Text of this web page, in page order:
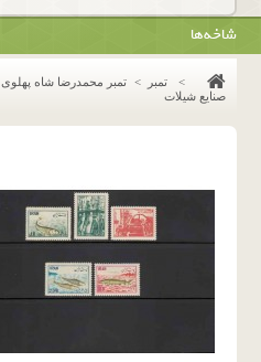
شاخه‌ها
> تمبر > تمبر محمدرضا شاه پهلوی
صنایع شیلات